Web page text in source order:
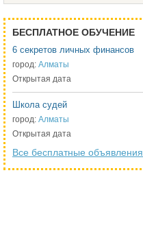
БЕСПЛАТНОЕ ОБУЧЕНИЕ
6 секретов личных финансов
город: Алматы
Открытая дата
Школа судей
город: Алматы
Открытая дата
Все бесплатные объявления